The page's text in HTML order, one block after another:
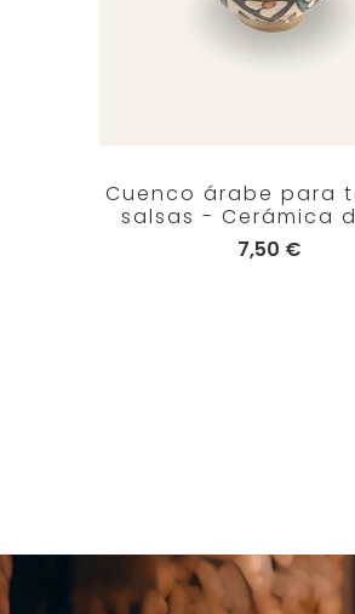
Cuenco árabe para
salsas - Cerámica
7,50 €